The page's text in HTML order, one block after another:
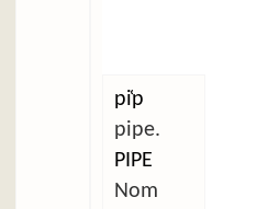
pi̜p
pipe.
PIPE
Nom